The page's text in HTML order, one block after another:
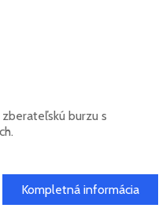
burzu s
Kompletná informácia